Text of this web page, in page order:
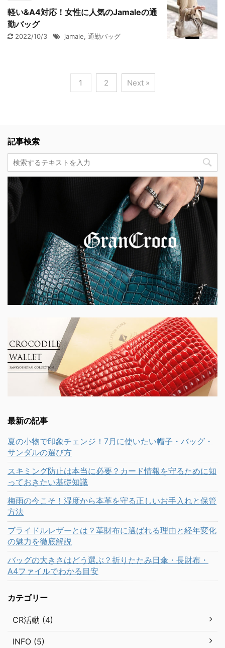
軽い&A4対応！女性に人気のJamaleの通
勤バッグ
2022/10/3 jamale, 通勤バッグ
1 2 Next »
記事検索
最新の記事
夏の小物で印象チェンジ！7月に使いたい帽子・バッグ・
サンダルの選び方
スキミング防止は本当に必要？カード情報を守るために知
っておきたい基礎知識
梅雨の今こそ！湿度から本革を守る正しいお手入れと保管
方法
ブライドルレザーとは？革財布に選ばれる理由と経年変化
の魅力を徹底解説
バッグの大きさはどう選ぶ？折りたたみ日傘・長財布・
A4ファイルでわかる目安
カテゴリー
CR活動 (4)
INFO (5)